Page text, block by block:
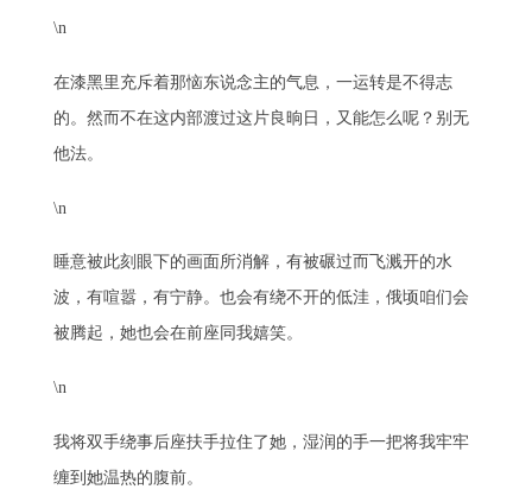
\n
在漆黑里充斥着那恼东说念主的气息，一运转是不得志
的。然而不在这内部渡过这片良晌日，又能怎么呢？别无
他法。
\n
睡意被此刻眼下的画面所消解，有被碾过而飞溅开的水
波，有喧嚣，有宁静。也会有绕不开的低洼，俄顷咱们会
被腾起，她也会在前座同我嬉笑。
\n
我将双手绕事后座扶手拉住了她，湿润的手一把将我牢牢
缠到她温热的腹前。